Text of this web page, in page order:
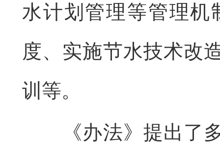
水计划管理等管理机
度、实施节水技术改
训等。
《办法》提出了多